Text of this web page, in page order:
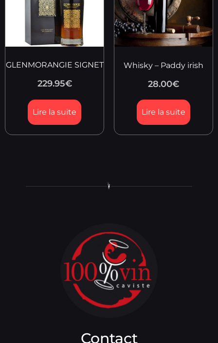
GLENMORANGIE SIGNET
229.95€
Lire la suite
Whisky – Paddy irish
28.00€
Lire la suite
Contact